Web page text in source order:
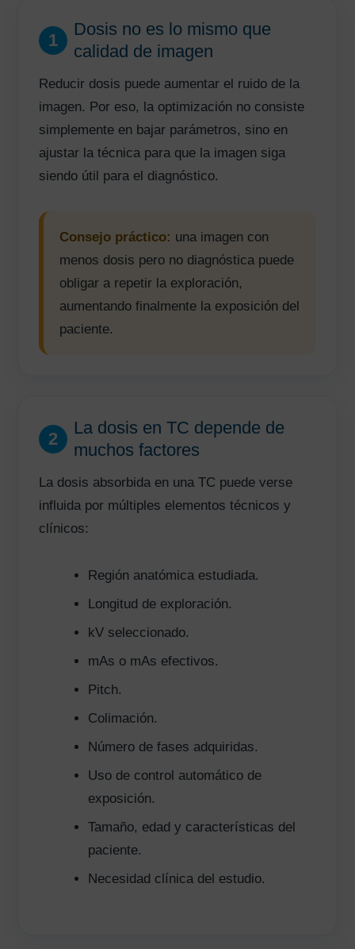
1
Dosis no es lo mismo que
calidad de imagen
Reducir dosis puede aumentar el ruido de la
imagen. Por eso, la optimización no consiste
simplemente en bajar parámetros, sino en
ajustar la técnica para que la imagen siga
siendo útil para el diagnóstico.
Consejo práctico: una imagen con
menos dosis pero no diagnóstica puede
obligar a repetir la exploración,
aumentando finalmente la exposición del
paciente.
2
La dosis en TC depende de
muchos factores
La dosis absorbida en una TC puede verse
influida por múltiples elementos técnicos y
clínicos:
Región anatómica estudiada.
Longitud de exploración.
kV seleccionado.
mAs o mAs efectivos.
Pitch.
Colimación.
Número de fases adquiridas.
Uso de control automático de
exposición.
Tamaño, edad y características del
paciente.
Necesidad clínica del estudio.